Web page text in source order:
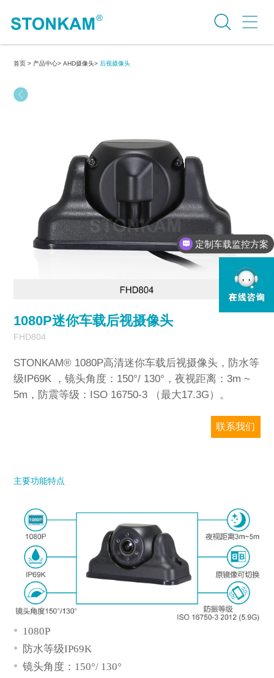
首页 > 产品中心> AHD摄像头> 后视摄像头
2/2
1080P迷你车载后视摄像头
FHD804
STONKAM® 1080P高清迷你车载后视摄像头，防水等
级IP69K ，镜头角度：150°/ 130°，夜视距离：3m ~
5m，防震等级：ISO 16750-3 （最大17.3G​）。
联系我们
欢迎留言*
主要功能特点
1080P
防水等级IP69K
镜头角度：150°/ 130°
定制车载监控方案